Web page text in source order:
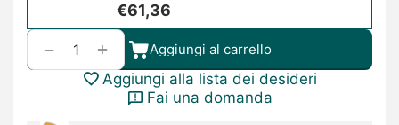
€61,36
+
− Aggiungi al carrello
Aggiungi alla lista dei desideri
Fai una domanda